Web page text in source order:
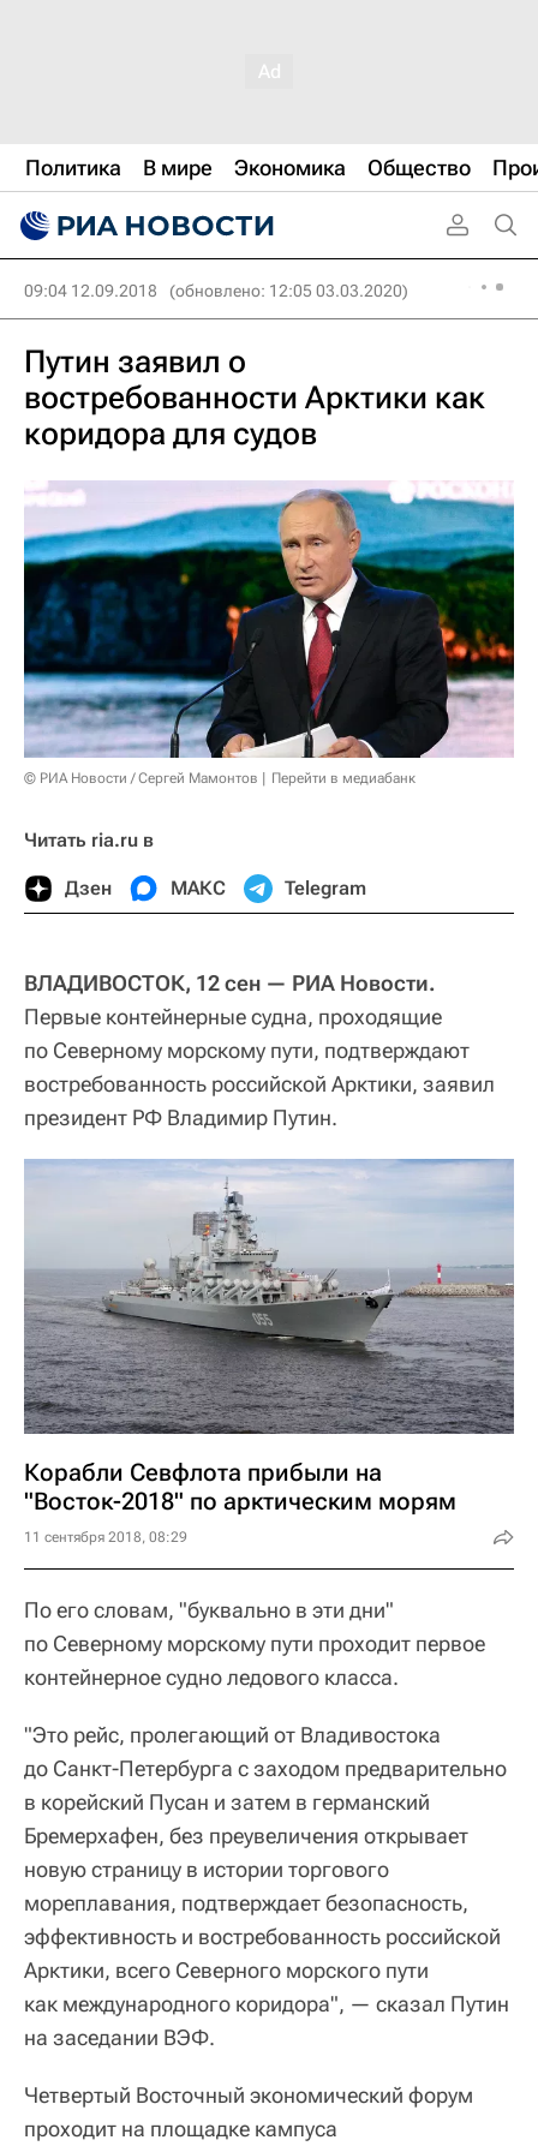
Политика В мире Экономика Общество
09:04 12.09.2018 (обновлено: 12:05 03.03.2020)
Путин заявил о
востребованности Арктики как
коридора для судов
© РИА Новости / Сергей Мамонтов Перейти в медиабанк
Читать ria.ru в
Дзен МАКС Telegram
ВЛАДИВОСТОК, 12 сен — РИА Новости.
Первые контейнерные судна, проходящие
по Северному морскому пути, подтверждают
востребованность российской Арктики, заявил
президент РФ Владимир Путин.
Корабли Севфлота прибыли на
"Восток-2018" по арктическим морям
11 сентября 2018, 08:29
По его словам, "буквально в эти дни"
по Северному морскому пути проходит первое
контейнерное судно ледового класса.
"Это рейс, пролегающий от Владивостока
до Санкт-Петербурга с заходом предварительно
в корейский Пусан и затем в германский
Бремерхафен, без преувеличения открывает
новую страницу в истории торгового
мореплавания, подтверждает безопасность,
эффективность и востребованность российской
Арктики, всего Северного морского пути
как международного коридора", — сказал Путин
на заседании ВЭФ.
Четвертый Восточный экономический форум
проходит на площадке кампуса